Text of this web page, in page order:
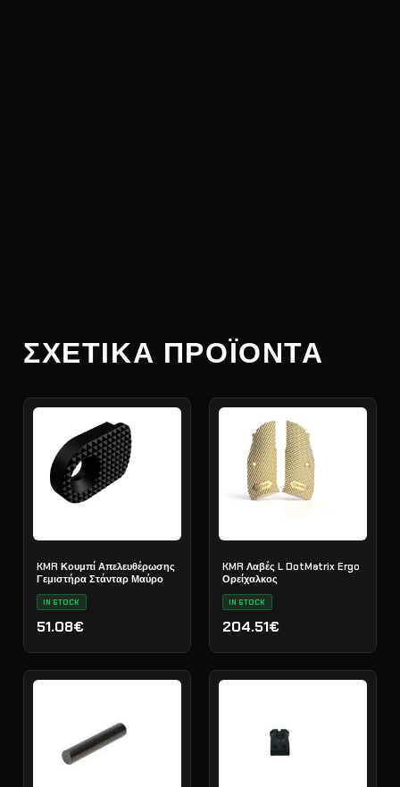
ΣΧΕΤΙΚΆ ΠΡΟΪΌΝΤΑ
KMR Κουμπί Απελευθέρωσης
Γεμιστήρα Στάνταρ Μαύρο
IN STOCK
51.08€
KMR Λαβές L DotMatrix Ergo
Ορείχαλκος
IN STOCK
204.51€